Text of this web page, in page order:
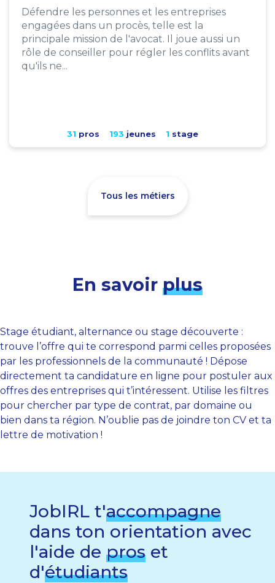
Défendre les personnes et les entreprises
engagées dans un procès, telle est la
principale mission de l'avocat. Il joue aussi un
rôle de conseiller pour régler les conflits avant
qu'ils ne...
31 pros 193 jeunes 1 stage
Tous les métiers
En savoir plus
Stage étudiant, alternance ou stage découverte :
trouve l’offre qui te correspond parmi celles proposées
par les professionnels de la communauté ! Dépose
directement ta candidature en ligne pour postuler aux
offres des entreprises qui t’intéressent. Utilise les filtres
pour chercher par type de contrat, par domaine ou
bien dans ta région. N’oublie pas de joindre ton CV et ta
lettre de motivation !
JobIRL t'accompagne
dans ton orientation avec
l'aide de pros et
d'étudiants